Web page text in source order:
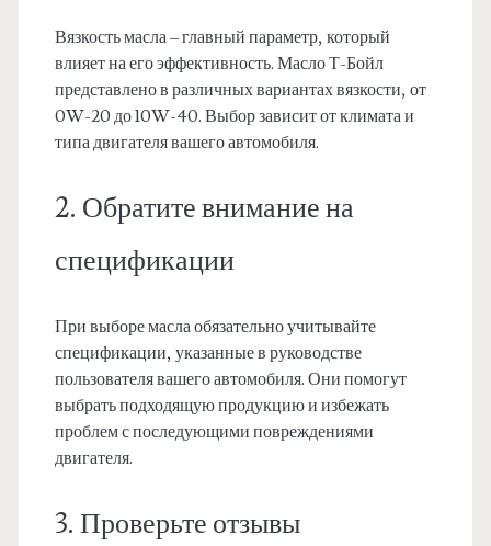
Вязкость масла – главный параметр, который
влияет на его эффективность. Масло Т-Бойл
представлено в различных вариантах вязкости, от
0W-20 до 10W-40. Выбор зависит от климата и
типа двигателя вашего автомобиля.
2. Обратите внимание на
спецификации
При выборе масла обязательно учитывайте
спецификации, указанные в руководстве
пользователя вашего автомобиля. Они помогут
выбрать подходящую продукцию и избежать
проблем с последующими повреждениями
двигателя.
3. Проверьте отзывы